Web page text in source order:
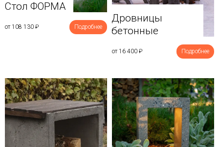
Стол ФОРМА
от 108 130 ₽ Подробнее
Дровницы
бетонные
от 16 400 ₽ Подробнее